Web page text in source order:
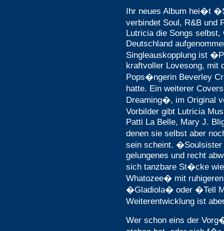
Ihr neues Album hei�t
verbindet Soul, R&B und
Lutricia die Songs selbst,
Deutschland
Singleauskopplung ist
kraftvoller Lovesong, mit
Pops�ngerin Beverley
hatte. Ein weiterer
Dreaming�, im Original
Vorbilder gibt Lutricia
Patti La Belle, Mary J.
denen sie selbst aber
sein scheint.
gelungenes und recht
sich tanzbare St�cke
Whatozee� mit
�Gladiola� oder �Tell
Weiterentwicklung ist
Wer schon eins der